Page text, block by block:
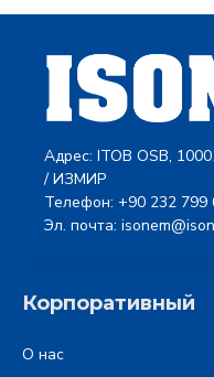
Адрес: ITOB OSB,
/ ИЗМИР
Телефон: +90 232 799
Эл. почта:
Корпоративный
О нас